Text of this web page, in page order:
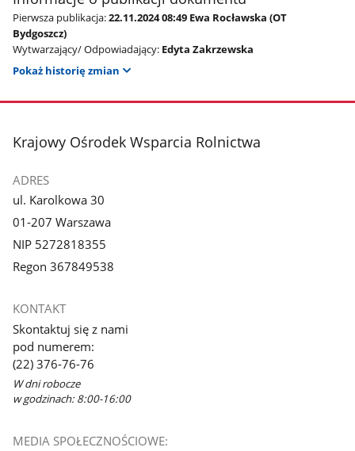
Pierwsza publikacja:22.11.2024 08:49 Ewa Rocławska (OT
Bydgoszcz)
Wytwarzający/ Odpowiadający: Edyta Zakrzewska
Pokaż historię zmian
stopka
Krajowy Ośrodek Wsparcia Rolnictwa
ADRES
ul. Karolkowa 30
01-207 Warszawa
NIP 5272818355
Regon 367849538
KONTAKT
Skontaktuj się z nami
pod numerem:
(22) 376-76-76
W dni robocze
w godzinach: 8:00-16:00
MEDIA SPOŁECZNOŚCIOWE: